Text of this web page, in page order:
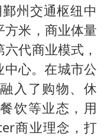
州交通枢纽中
方米，商业体量
代商业模式，
心。在城市公
入了购物、休
饮等业态，用
商业理念，打